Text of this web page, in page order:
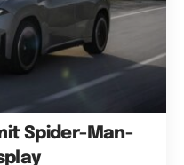
Spider-Man-